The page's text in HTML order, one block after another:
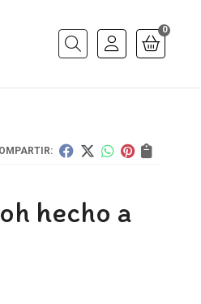
Buscar
0
hecho a